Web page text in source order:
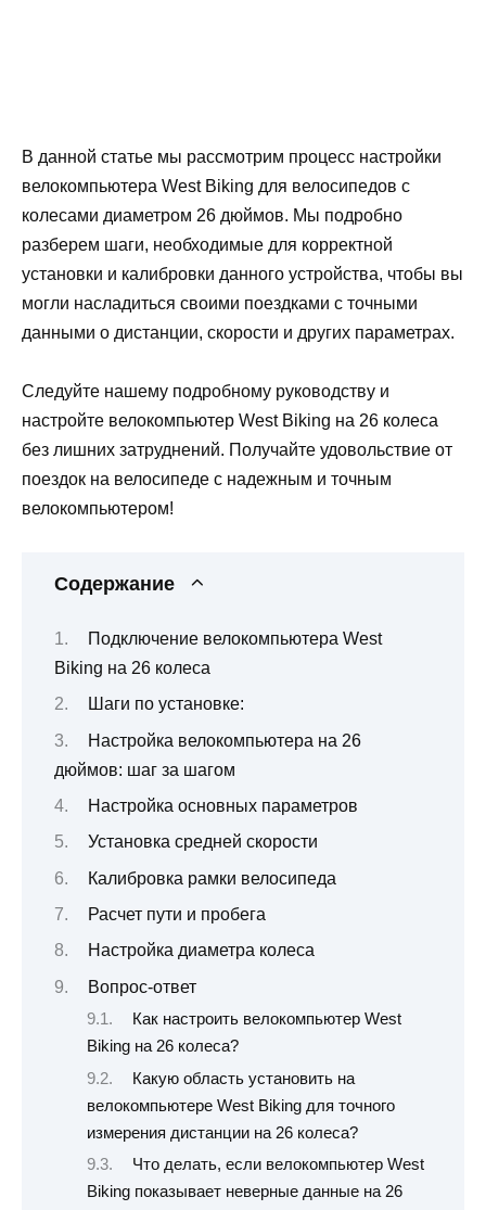
В данной статье мы рассмотрим процесс настройки
велокомпьютера West Biking для велосипедов с
колесами диаметром 26 дюймов. Мы подробно
разберем шаги, необходимые для корректной
установки и калибровки данного устройства, чтобы вы
могли насладиться своими поездками с точными
данными о дистанции, скорости и других параметрах.
Следуйте нашему подробному руководству и
настройте велокомпьютер West Biking на 26 колеса
без лишних затруднений. Получайте удовольствие от
поездок на велосипеде с надежным и точным
велокомпьютером!
Содержание
Подключение велокомпьютера West
Biking на 26 колеса
Шаги по установке:
Настройка велокомпьютера на 26
дюймов: шаг за шагом
Настройка основных параметров
Установка средней скорости
Калибровка рамки велосипеда
Расчет пути и пробега
Настройка диаметра колеса
Вопрос-ответ
Как настроить велокомпьютер West
Biking на 26 колеса?
Какую область установить на
велокомпьютере West Biking для точного
измерения дистанции на 26 колеса?
Что делать, если велокомпьютер West
Biking показывает неверные данные на 26